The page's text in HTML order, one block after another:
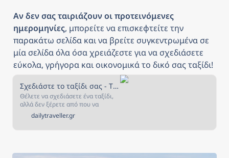
Αν δεν σας ταιριάζουν οι προτεινόμενες
ημερομηνίες, μπορείτε να επισκεφτείτε την
παρακάτω σελίδα και να βρείτε συγκεντρωμένα σε
μία σελίδα όλα όσα χρειάζεστε για να σχεδιάσετε
εύκολα, γρήγορα και οικονομικά το δικό σας ταξίδι!
Σχεδιάστε το ταξίδι σας - The Daily Traveller
Θέλετε να σχεδιάσετε ένα ταξίδι,
αλλά δεν ξέρετε από που να
ξεκινήσετε; Αν ναι, τότε είστε στο
κατάλληλο μέρος! Στην σελίδα
πάντα ονειρευόσασταν!
dailytraveller.gr